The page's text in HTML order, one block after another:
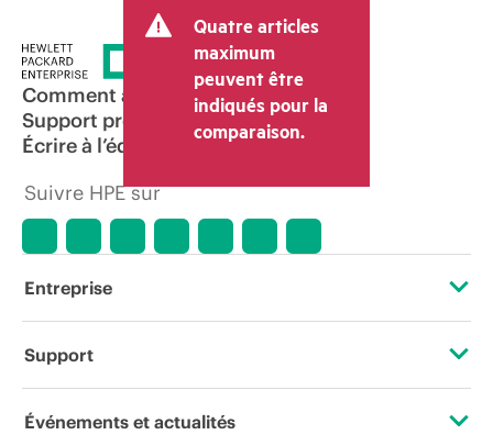
Quatre articles
maximum
peuvent être
indiqués pour la
comparaison.
Comment acheter
Support produit
Écrire à l’équipe commerciale
Suivre HPE sur
Entreprise
À propos de HPE
Support
Services d’assistance opérationnelle (OSS)
Événements et actualités